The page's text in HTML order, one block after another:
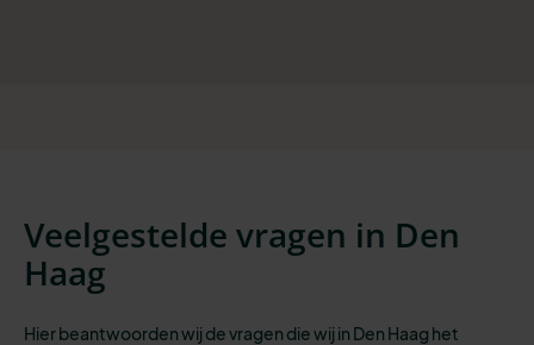
Veelgestelde vragen in Den
Haag
Hier beantwoorden wij de vragen die wij in Den Haag het